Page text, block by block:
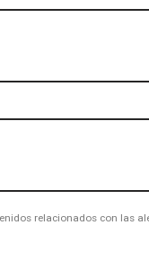
relacionados con las